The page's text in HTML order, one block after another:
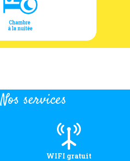
Nos services
WIFI gratuit